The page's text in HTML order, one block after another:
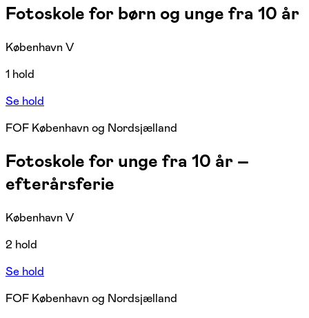
Fotoskole for børn og unge fra 10 år
København V
1 hold
Se hold
FOF København og Nordsjælland
Fotoskole for unge fra 10 år –
efterårsferie
København V
2 hold
Se hold
FOF København og Nordsjælland